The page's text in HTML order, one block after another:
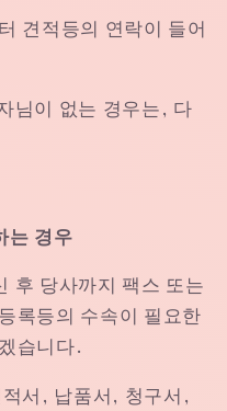
견적등의 연락이 들어
님이 없는 경우는, 다
는 경우
후 당사까지 팩스 또는
록등의 수속이 필요한
습니다.
서, 납품서, 청구서,